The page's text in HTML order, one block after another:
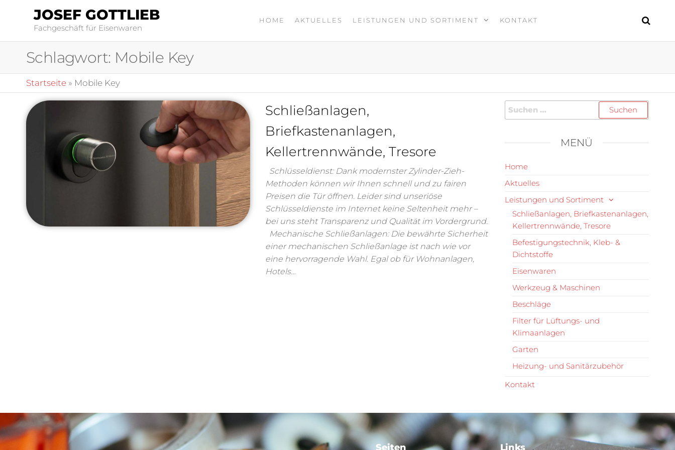
JOSEF GOTTLIEB
Fachgeschäft für Eisenwaren
HOME AKTUELLES LEISTUNGEN UND SORTIMENT KONTAKT
Schlagwort: Mobile Key
Startseite » Mobile Key
Schließanlagen,
Briefkastenanlagen,
Kellertrennwände, Tresore
Schlüsseldienst: Dank modernster Zylinder-Zieh-
Methoden können wir Ihnen schnell und zu fairen
Preisen die Tür öffnen. Leider sind unseriöse
Schlüsseldienste im Internet keine Seltenheit mehr –
bei uns steht Transparenz und Qualität im Vordergrund.
Mechanische Schließanlagen: Die bewährte Sicherheit
einer mechanischen Schließanlage ist nach wie vor
eine hervorragende Wahl. Egal ob für Wohnanlagen,
Hotels…
MENÜ
Home
Aktuelles
Leistungen und Sortiment
Schließanlagen, Briefkastenanlagen,
Kellertrennwände, Tresore
Befestigungstechnik, Kleb- &
Dichtstoffe
Eisenwaren
Werkzeug & Maschinen
Beschläge
Filter für Lüftungs- und
Klimaanlagen
Garten
Heizung- und Sanitärzubehör
Kontakt
Seiten Links